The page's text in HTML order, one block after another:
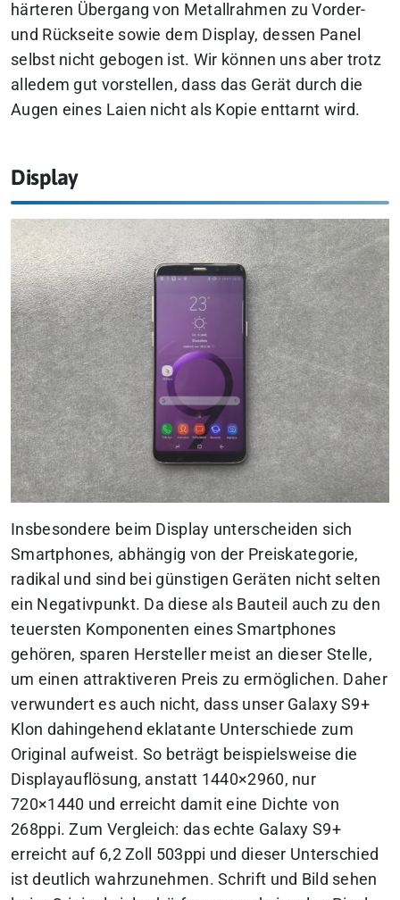
härteren Übergang von Metallrahmen zu Vorder-
und Rückseite sowie dem Display, dessen Panel
selbst nicht gebogen ist. Wir können uns aber trotz
alledem gut vorstellen, dass das Gerät durch die
Augen eines Laien nicht als Kopie enttarnt wird.
Display
Insbesondere beim Display unterscheiden sich
Smartphones, abhängig von der Preiskategorie,
radikal und sind bei günstigen Geräten nicht selten
ein Negativpunkt. Da diese als Bauteil auch zu den
teuersten Komponenten eines Smartphones
gehören, sparen Hersteller meist an dieser Stelle,
um einen attraktiveren Preis zu ermöglichen. Daher
verwundert es auch nicht, dass unser Galaxy S9+
Klon dahingehend eklatante Unterschiede zum
Original aufweist. So beträgt beispielsweise die
Displayauflösung, anstatt 1440×2960, nur
720×1440 und erreicht damit eine Dichte von
268ppi. Zum Vergleich: das echte Galaxy S9+
erreicht auf 6,2 Zoll 503ppi und dieser Unterschied
ist deutlich wahrzunehmen. Schrift und Bild sehen